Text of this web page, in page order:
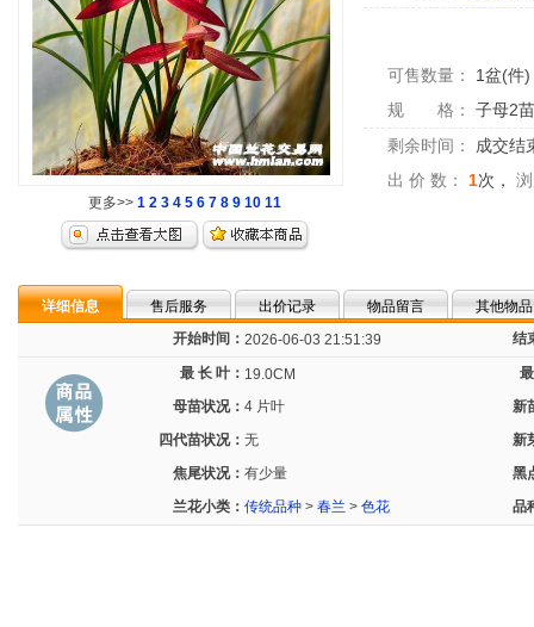
更多>> 1 2 3 4 5 6 7 8 9 10 11
可售数量： 1盆(件)
规 格：
子母2
剩余时间：
成交结
出 价 数：
1次，
详细信息 售后服务 出价记录 物品留言
其他物品
开始时间： 2026-06-03 21:51:39 结
最 长 叶： 19.0CM
母苗状况： 4 片叶
新
四代苗状况： 无
新
焦尾状况： 有少量
黑
兰花小类： 传统品种 > 春兰 > 色花 品